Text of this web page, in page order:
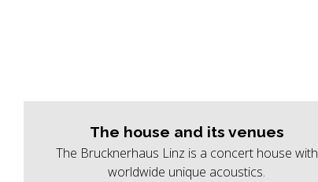
The house and its venues
The Brucknerhaus Linz is a concert house with
worldwide unique acoustics.